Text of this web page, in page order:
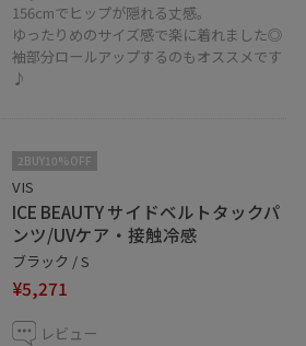
156cmでヒップが隠れる丈感。
ゆったりめのサイズ感で楽に着れました◎
袖部分ロールアップするのもオススメです
♪
2BUY10%OFF
VIS
ICE BEAUTY サイドベルトタックパ
ンツ/UVケア・接触冷感
ブラック / S
¥5,271
レビュー